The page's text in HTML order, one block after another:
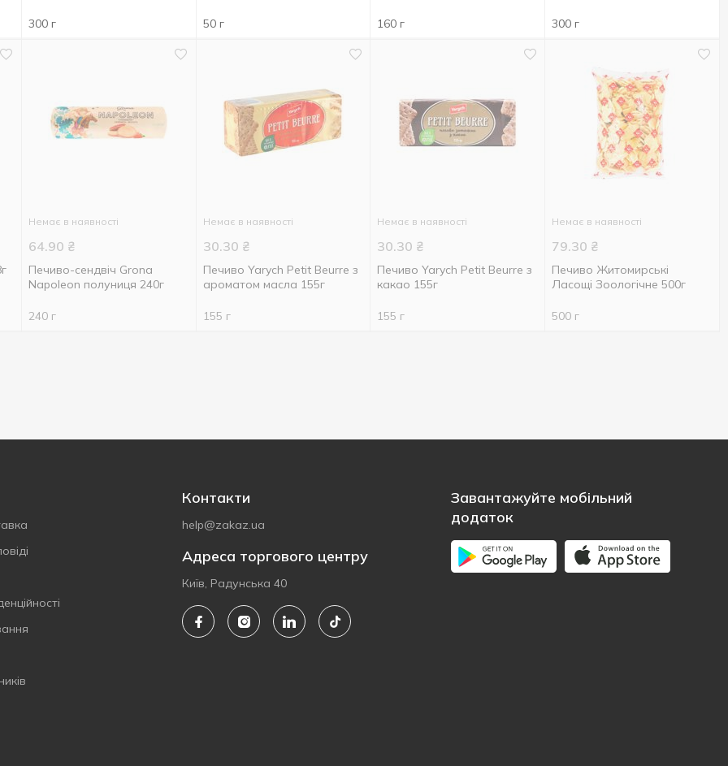
300 г 50 г 160 г 300 г
Немає в наявності
64.90 ₴
Печиво-сендвіч Grona
Napoleon полуниця 240г
240 г
Немає в наявності
30.30 ₴
Печиво Yarych Petit Beurre з
ароматом масла 155г
155 г
Немає в наявності
30.30 ₴
Печиво Yarych Petit Beurre з
какао 155г
155 г
Немає в наявності
79.30 ₴
Печиво Житомирські
Ласощі Зоологічне 500г
500 г
Контакти
help@zakaz.ua
Адреса торгового центру
Київ, Радунська 40
Завантажуйте мобільний
додаток